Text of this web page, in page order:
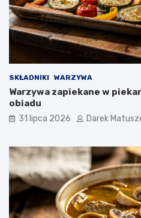
SKŁADNIKI WARZYWA
Warzywa zapiekane w
obiadu
31 lipca 2026 Darek